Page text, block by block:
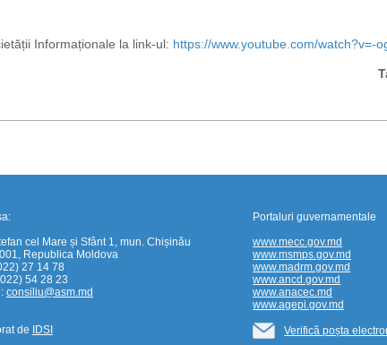
Informaționale la link-ul: https://www.youtube.com/watch?v=-
cel Mare și Sfânt 1, mun. Chișinău
Republica Moldova
27 14 78
54 28 23
consiliu@asm.md
de IDSI
Portaluri guvernamentale
www.mecc.gov.md
www.msmps.gov.md
www.madrm.gov.md
www.ancd.gov.md
www.anacec.md
www.agepi.gov.md
Verifică poșta